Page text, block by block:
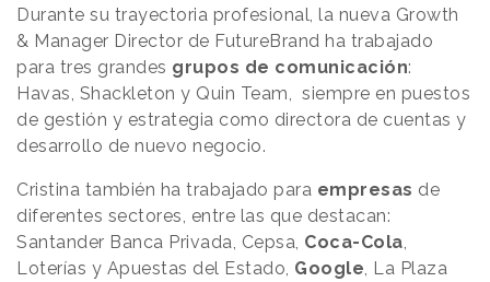
Durante su trayectoria profesional, la nueva Growth
& Manager Director de FutureBrand ha trabajado
para tres grandes grupos de comunicación:
Havas, Shackleton y Quin Team, siempre en puestos
de gestión y estrategia como directora de cuentas y
desarrollo de nuevo negocio.
Cristina también ha trabajado para empresas de
diferentes sectores, entre las que destacan:
Santander Banca Privada, Cepsa, Coca-Cola
Loterías y Apuestas del Estado, Google , La Plaza